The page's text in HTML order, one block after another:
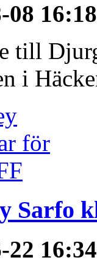
08 16:18
till
i
Sarfo
22 16:34